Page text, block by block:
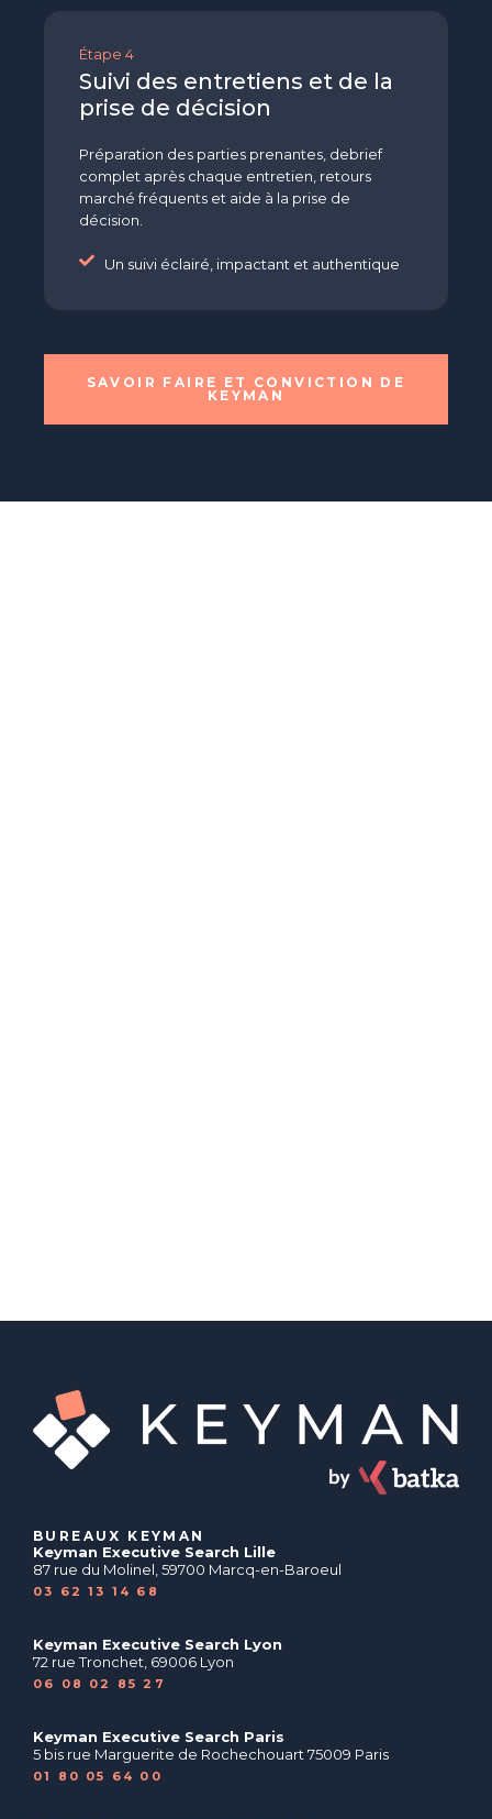
Étape 4
Suivi des entretiens et de la
prise de décision
Préparation des parties prenantes, debrief
complet après chaque entretien, retours
marché fréquents et aide à la prise de
décision.
Un suivi éclairé, impactant et authentique
SAVOIR FAIRE ET CONVICTION DE
KEYMAN
BUREAUX KEYMAN
Keyman Executive Search Lille
87 rue du Molinel, 59700 Marcq-en-Baroeul
03 62 13 14 68
Keyman Executive Search Lyon
72 rue Tronchet, 69006 Lyon
06 08 02 85 27
Keyman Executive Search Paris
5 bis rue Marguerite de Rochechouart 75009 Paris
01 80 05 64 00